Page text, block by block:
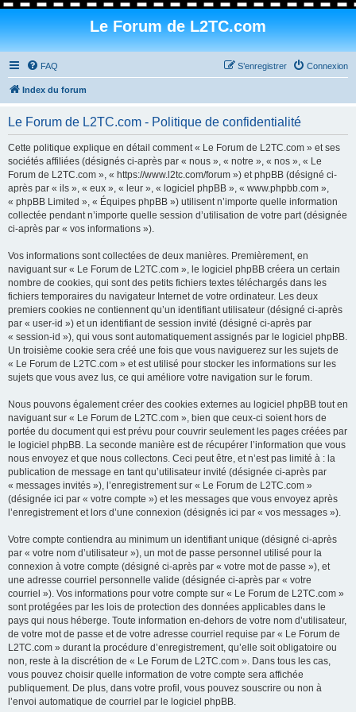
Le Forum de L2TC.com
FAQ Connexion
S’enregistrer
Index du forum
Le Forum de L2TC.com - Politique de confidentialité
Cette politique explique en détail comment « Le Forum de L2TC.com » et ses
sociétés affiliées (désignés ci-après par « nous », « notre », « nos », « Le
Forum de L2TC.com », « https://www.l2tc.com/forum ») et phpBB (désigné ci-
après par « ils », « eux », « leur », « logiciel phpBB », « www.phpbb.com »,
« phpBB Limited », « Équipes phpBB ») utilisent n’importe quelle information
collectée pendant n’importe quelle session d’utilisation de votre part (désignée
ci-après par « vos informations »).
Vos informations sont collectées de deux manières. Premièrement, en
naviguant sur « Le Forum de L2TC.com », le logiciel phpBB créera un certain
nombre de cookies, qui sont des petits fichiers textes téléchargés dans les
fichiers temporaires du navigateur Internet de votre ordinateur. Les deux
premiers cookies ne contiennent qu’un identifiant utilisateur (désigné ci-après
par « user-id ») et un identifiant de session invité (désigné ci-après par
« session-id »), qui vous sont automatiquement assignés par le logiciel phpBB.
Un troisième cookie sera créé une fois que vous naviguerez sur les sujets de
« Le Forum de L2TC.com » et est utilisé pour stocker les informations sur les
sujets que vous avez lus, ce qui améliore votre navigation sur le forum.
Nous pouvons également créer des cookies externes au logiciel phpBB tout en
naviguant sur « Le Forum de L2TC.com », bien que ceux-ci soient hors de
portée du document qui est prévu pour couvrir seulement les pages créées par
le logiciel phpBB. La seconde manière est de récupérer l’information que vous
nous envoyez et que nous collectons. Ceci peut être, et n’est pas limité à : la
publication de message en tant qu’utilisateur invité (désignée ci-après par
« messages invités »), l’enregistrement sur « Le Forum de L2TC.com »
(désignée ici par « votre compte ») et les messages que vous envoyez après
l’enregistrement et lors d’une connexion (désignés ici par « vos messages »).
Votre compte contiendra au minimum un identifiant unique (désigné ci-après
par « votre nom d’utilisateur »), un mot de passe personnel utilisé pour la
connexion à votre compte (désigné ci-après par « votre mot de passe »), et
une adresse courriel personnelle valide (désignée ci-après par « votre
courriel »). Vos informations pour votre compte sur « Le Forum de L2TC.com »
sont protégées par les lois de protection des données applicables dans le
pays qui nous héberge. Toute information en-dehors de votre nom d’utilisateur,
de votre mot de passe et de votre adresse courriel requise par « Le Forum de
L2TC.com » durant la procédure d’enregistrement, qu’elle soit obligatoire ou
non, reste à la discrétion de « Le Forum de L2TC.com ». Dans tous les cas,
vous pouvez choisir quelle information de votre compte sera affichée
publiquement. De plus, dans votre profil, vous pouvez souscrire ou non à
l’envoi automatique de courriel par le logiciel phpBB.